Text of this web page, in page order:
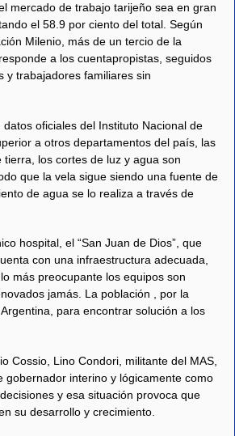
mercado de trabajo tarijeño sea en gran
el 58.9 por ciento del total. Según
Milenio, más de un tercio de la
a los cuentapropistas, seguidos
y trabajadores familiares sin
oficiales del Instituto Nacional de
a otros departamentos del país, las
tierra, los cortes de luz y agua son
que la vela sigue siendo una fuente de
de agua se lo realiza a través de
hospital, el “San Juan de Dios”, que
con una infraestructura adecuada,
más preocupante los equipos son
jamás. La población , por la
para encontrar solución a los
Cossio, Lino Condori, militante del MAS,
interino y lógicamente como
y esa situación provoca que
su desarrollo y crecimiento.